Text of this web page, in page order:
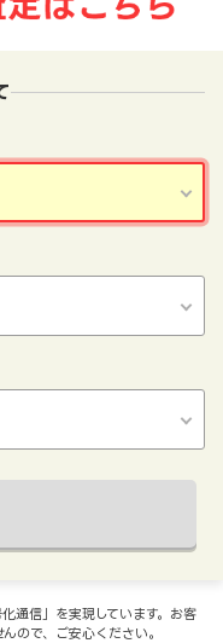
通信」を実現しています。お客
ので、ご安心ください。